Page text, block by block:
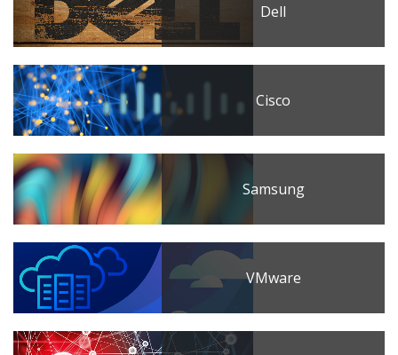
Dell
Cisco
Samsung
VMware